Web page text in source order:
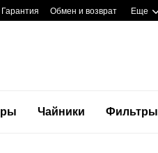
Обмен и возврат Еще
Чайники Фильтры